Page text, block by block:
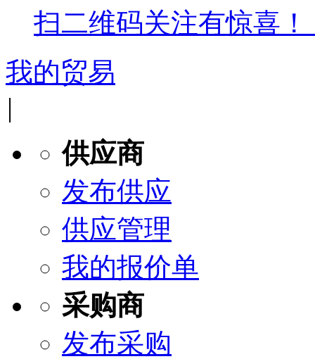
扫二维码关注有惊喜！
我的贸易
|
供应商
发布供应
供应管理
我的报价单
采购商
发布采购